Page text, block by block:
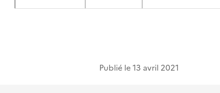
Publié le13 avril 2021